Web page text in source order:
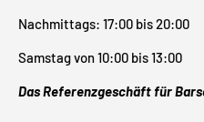
Nachmittags: 17:00 bis 20:00
Samstag von 10:00 bis 13:00
Das Referenzgeschäft für